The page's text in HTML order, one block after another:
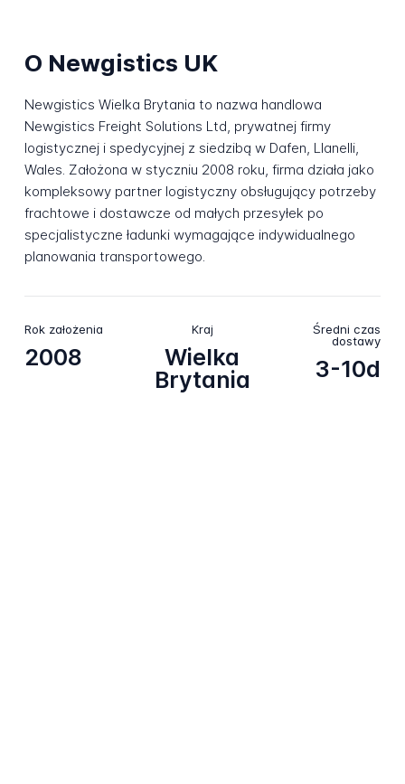
O Newgistics UK
Newgistics Wielka Brytania to nazwa handlowa
Newgistics Freight Solutions Ltd, prywatnej firmy
logistycznej i spedycyjnej z siedzibą w Dafen, Llanelli,
Wales. Założona w styczniu 2008 roku, firma działa jako
kompleksowy partner logistyczny obsługujący potrzeby
frachtowe i dostawcze od małych przesyłek po
specjalistyczne ładunki wymagające indywidualnego
planowania transportowego.
Rok założenia
2008
Kraj
Wielka
Brytania
Średni czas
dostawy
3-10d